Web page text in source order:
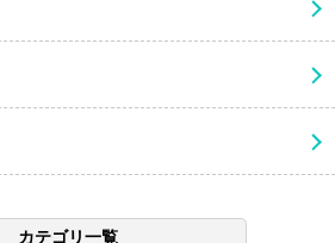
カテゴリ一覧